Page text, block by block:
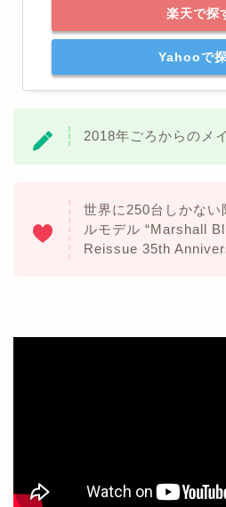
楽天で探
Yahooで
2018年ごろからのメ
世界に250台しかな
ルモデル “Marshall
Reissue 35th